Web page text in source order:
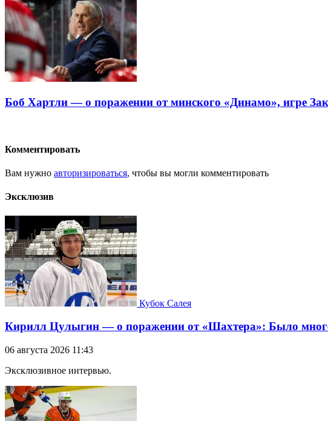
Боб Хартли — о поражении от минского «Динамо», игре
Комментировать
Вам нужно авторизироваться, чтобы вы могли комментировать
Эксклюзив
Кубок Салея
Кирилл Цулыгин — о поражении от «Шахтера»: Было
06 августа 2026 11:43
Эксклюзивное интервью.